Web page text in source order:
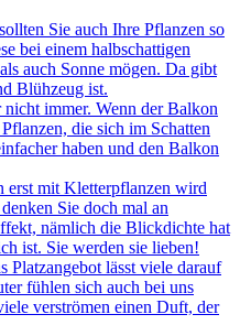
Sie auch Ihre Pflanzen so
bei einem halbschattigen
auch Sonne mögen. Da gibt
Blühzeug ist.
immer. Wenn der Balkon
die sich im Schatten
haben und den Balkon
erst mit Kletterpflanzen wird
Sie doch mal an
nämlich die Blickdichte hat
ist. Sie werden sie lieben!
lässt viele darauf
fühlen sich auch bei uns
verströmen einen Duft, der